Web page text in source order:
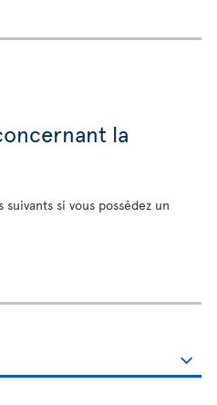
la
si vous possédez un